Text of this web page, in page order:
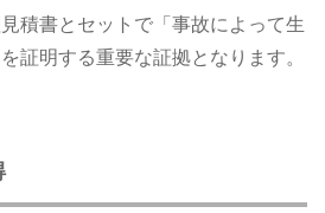
積書とセットで「事故によって生
証明する重要な証拠となります。